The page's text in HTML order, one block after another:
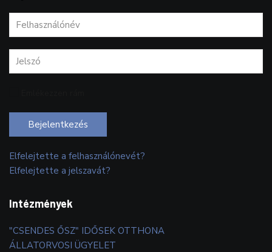
Bejelentkezés
Elfelejtette a felhasználónevét?
Elfelejtette a jelszavát?
Intézmények
"CSENDES ŐSZ" IDŐSEK OTTHONA
ÁLLATORVOSI ÜGYELET